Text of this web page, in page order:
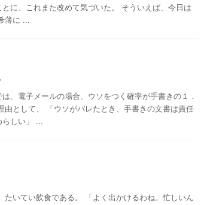
に、これまた改めて気づいた。 そういえば、今日は
薄に ...
、電子メールの場合、ウソをつく確率が手書きの１．
として、 「ウソがバレたとき、手書きの文書は責任
らしい」 ...
いてい飲食である。 「よく出かけるわね。忙しいん